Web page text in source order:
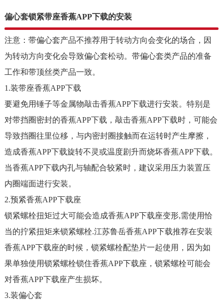
偏心套锁紧带座香蕉APP下载的安装
注意：带偏心套产品不推荐用于转动方向会变化的场合，因
为转动方向变化会导致偏心套松动。带偏心套类产品的准备
工作和带顶丝类产品一致。
1.装带座香蕉APP下载
要避免用锤子等金属物敲击香蕉APP下载进行安装。特别是
对带挡圈密封的香蕉APP下载，敲击香蕉APP下载时，可能会
导致挡圈往里位移，与内密封圈接触而在运转时产生摩擦，
造成香蕉APP下载旋转不灵或温度剧升而烧坏香蕉APP下载。
当香蕉APP下载内孔与轴配合较紧时，建议采用压力装置压
内圈端面进行安装。
2.预紧香蕉APP下载座
锁紧螺栓扭矩过大可能会造成香蕉APP下载座变形,需使用恰
当的拧紧扭矩来锁紧螺栓.江苏鲁岳香蕉APP下载推荐在安装
香蕉APP下载座的时候，锁紧螺栓配垫片一起使用，因为如
果单独使用锁紧螺栓锁住香蕉APP下载座，锁紧螺栓可能会
对香蕉APP下载座产生损坏。
3.装偏心套